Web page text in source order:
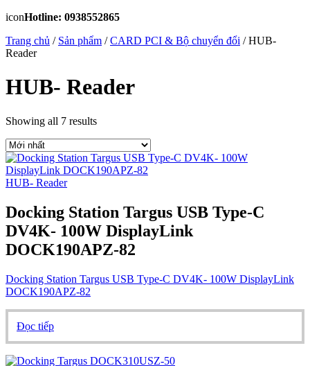
iconHotline: 0938552865
Trang chủ / Sản phẩm /CARD PCI & Bộ chuyển đổi / HUB-
Reader
HUB- Reader
Showing all 7 results
HUB- Reader
Docking Station Targus USB Type-C
DV4K- 100W DisplayLink
DOCK190APZ-82
Docking Station Targus USB Type-C DV4K- 100W DisplayLink
DOCK190APZ-82
Đọc tiếp